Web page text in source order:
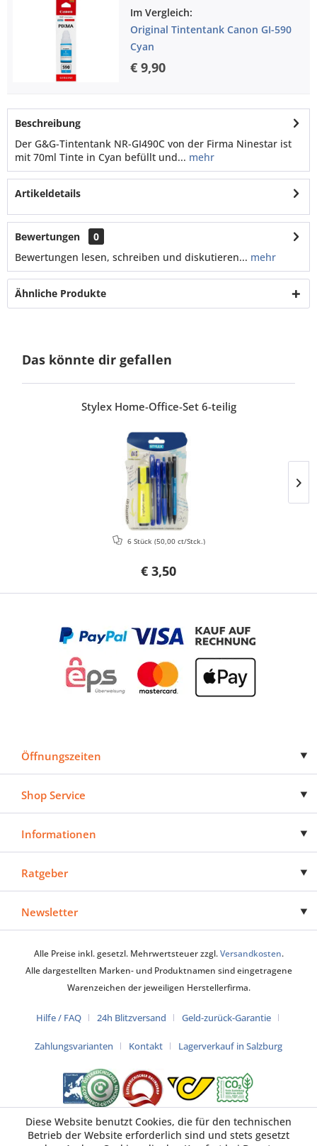
Im Vergleich:
Original Tintentank Canon GI-590
Cyan
€ 9,90
Beschreibung
Der G&G-Tintentank NR-GI490C von der Firma Ninestar ist
mit 70ml Tinte in Cyan befüllt und... mehr
Artikeldetails
Bewertungen
0
Bewertungen lesen, schreiben und diskutieren... mehr
Ähnliche Produkte
Das könnte dir gefallen
Stylex Home-Office-Set 6-teilig
€ 3,50
6 Stück (50,00 ct/Stck.)
Öffnungszeiten
Shop Service
Informationen
Ratgeber
Newsletter
Alle Preise inkl. gesetzl. Mehrwertsteuer zzgl.Versandkosten.
Alle dargestellten Marken- und Produktnamen sind eingetragene
Warenzeichen der jeweiligen Herstellerfirma.
Hilfe / FAQ 24h Blitzversand Geld-zurück-Garantie
Zahlungsvarianten Kontakt Lagerverkauf in Salzburg
Diese Website benutzt Cookies, die für den technischen
Betrieb der Website erforderlich sind und stets gesetzt